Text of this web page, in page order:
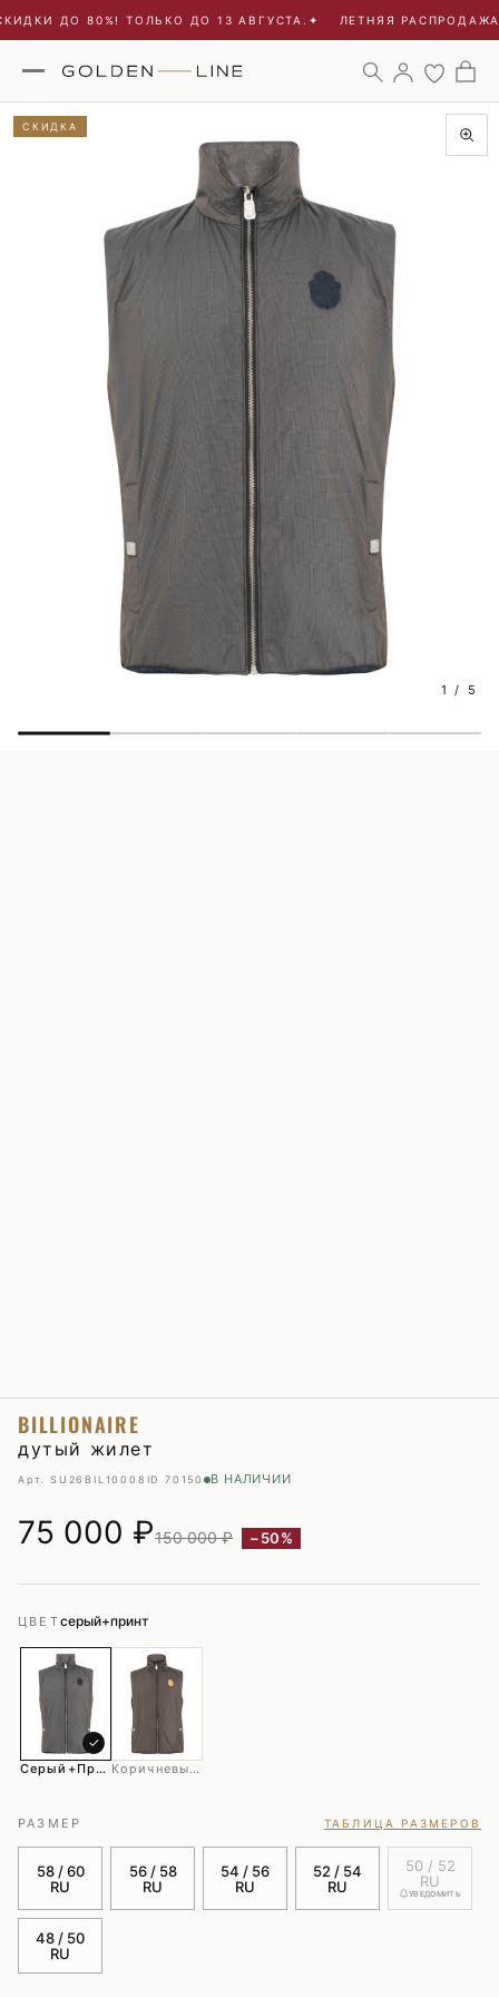
ДО 80%! ТОЛЬКО ДО 13 АВГУСТА.✦ ЛЕТНЯЯ
1 / 5
СКИДКА
BILLIONAIRE
дутый жилет
Арт. SU26BIL10008 ID 70150 В НАЛИЧИИ
75 000 ₽150 000 ₽ −50%
ЦВЕТсерый+принт
✓
Серый+принт Коричневый+принт
РАЗМЕР ТАБЛИЦА РАЗМЕРОВ
58 / 60
RU
56 / 58
RU
54 / 56
RU
52 / 54
RU
50 / 52
RU
УВЕДОМИТЬ
48 / 50
RU